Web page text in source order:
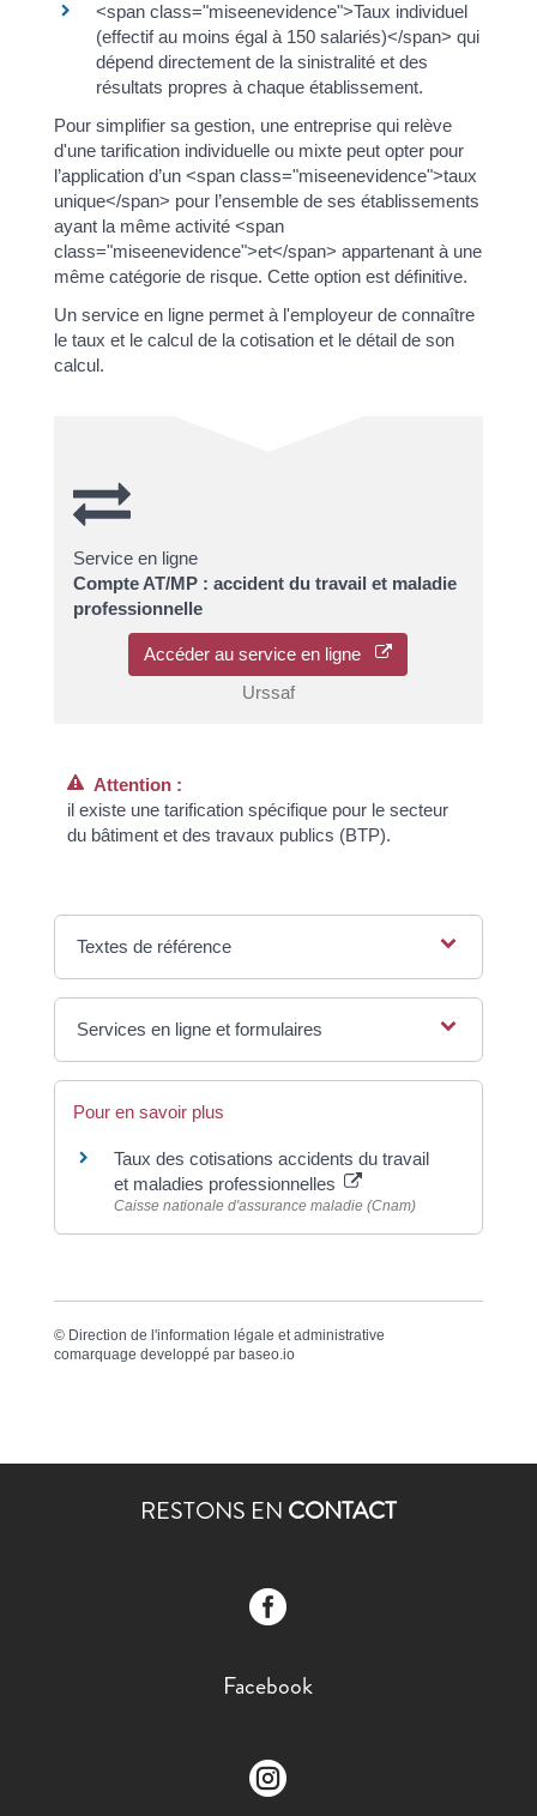
<span class="miseenevidence">Taux individuel
(effectif au moins égal à 150 salariés)</span> qui
dépend directement de la sinistralité et des
résultats propres à chaque établissement.
Pour simplifier sa gestion, une entreprise qui relève
d'une tarification individuelle ou mixte peut opter pour
l’application d’un <span class="miseenevidence">taux
unique</span> pour l’ensemble de ses établissements
ayant la même activité <span
class="miseenevidence">et</span> appartenant à une
même catégorie de risque. Cette option est définitive.
Un service en ligne permet à l'employeur de connaître
le taux et le calcul de la cotisation et le détail de son
calcul.
Service en ligne
Compte AT/MP : accident du travail et maladie
professionnelle
Accéder au service en ligne
Urssaf
Attention :
il existe une tarification spécifique pour le secteur
du bâtiment et des travaux publics (BTP).
Textes de référence
Services en ligne et formulaires
Pour en savoir plus
Taux des cotisations accidents du travail
et maladies professionnelles
Caisse nationale d'assurance maladie (Cnam)
© Direction de l'information légale et administrative
comarquage developpé par baseo.io
RESTONS EN CONTACT

Facebook
